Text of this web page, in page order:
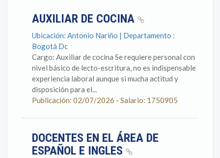
AUXILIAR DE COCINA
Ubicación: Antonio Nariño | Departamento :
Bogotá Dc
Cargo: Auxiliar de cocina Se requiere personal con
nivel básico de lecto-escritura, no es indispensable
experiencia laboral aunque si mucha actitud y
disposición para el...
Publicación: 02/07/2026 - Salario: 1750905
DOCENTES EN EL ÁREA DE
ESPAÑOL E INGLES